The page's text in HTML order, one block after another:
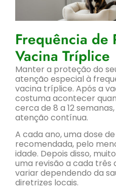
Frequência de
Vacina Tríplice
Manter a proteção do
atenção especial à
vacina tríplice. Após a
costuma acontecer
cerca de 8 a 12
atenção contínua.
A cada ano, uma dose
recomendada, pelo
idade. Depois disso,
uma revisão a cada três
variar dependendo da
diretrizes locais.